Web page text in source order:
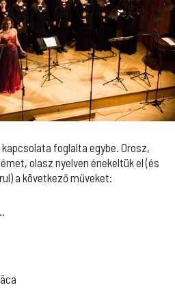
foglalta egybe. Orosz,
olasz nyelven énekeltük el (és
a következő műveket: